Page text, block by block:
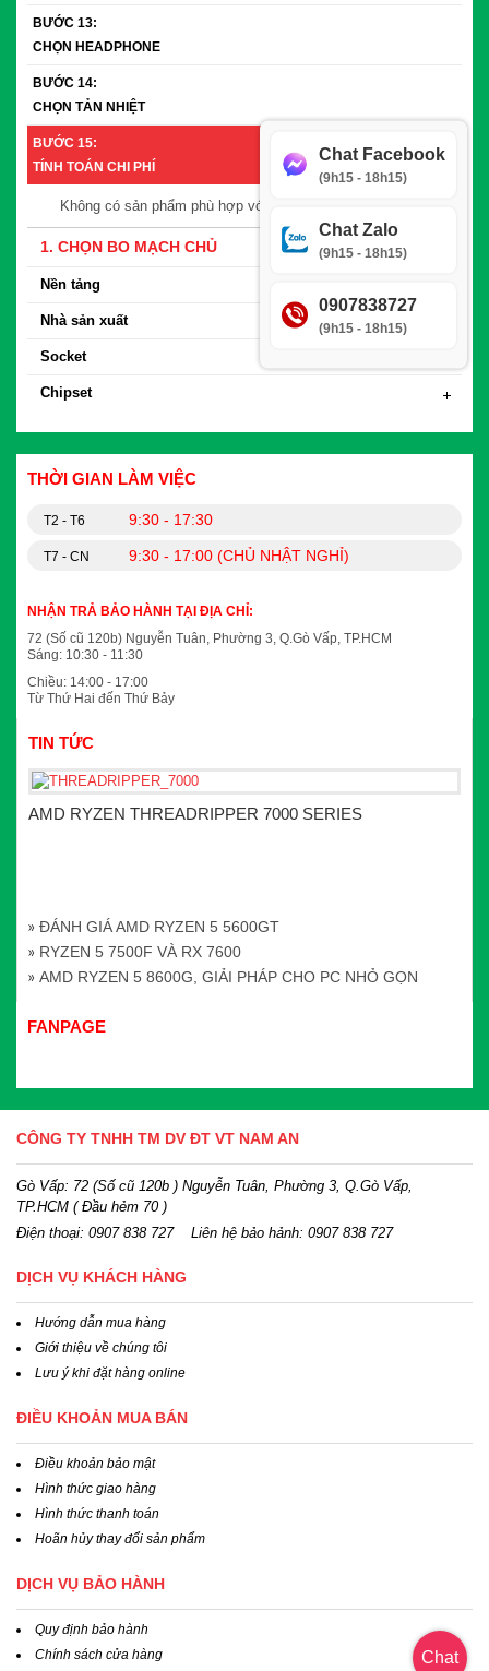
BƯỚC 13:
CHỌN HEADPHONE
BƯỚC 14:
CHỌN TẢN NHIỆT
BƯỚC 15:
TÍNH TOÁN CHI PHÍ
Không có sản phẩm phù hợp với yêu cầu tìm kiếm
1. CHỌN BO MẠCH CHỦ
Nền tảng
Nhà sản xuất
Socket
Chipset
THỜI GIAN LÀM VIỆC
T2 - T6 9:30 - 17:30
T7 - CN 9:30 - 17:00 (CHỦ NHẬT NGHỈ)
NHẬN TRẢ BẢO HÀNH TẠI ĐỊA CHỈ:
72 (Số cũ 120b) Nguyễn Tuân, Phường 3, Q.Gò Vấp, TP.HCM
Sáng: 10:30 - 11:30
Chiều: 14:00 - 17:00
Từ Thứ Hai đến Thứ Bảy
TIN TỨC
AMD RYZEN THREADRIPPER 7000 SERIES
ĐÁNH GIÁ AMD RYZEN 5 5600GT
RYZEN 5 7500F VÀ RX 7600
AMD RYZEN 5 8600G, GIẢI PHÁP CHO PC NHỎ GỌN
FANPAGE
CÔNG TY TNHH TM DV ĐT VT NAM AN
Gò Vấp: 72 (Số cũ 120b ) Nguyễn Tuân, Phường 3, Q.Gò Vấp,
TP.HCM ( Đầu hẻm 70 )
Điện thoại: 0907 838 727Liên hệ bảo hảnh: 0907 838 727
DỊCH VỤ KHÁCH HÀNG
Hướng dẫn mua hàng
Giới thiệu về chúng tôi
Lưu ý khi đặt hàng online
ĐIỀU KHOẢN MUA BÁN
Điều khoản bảo mật
Hình thức giao hàng
Hình thức thanh toán
Hoãn hủy thay đổi sản phẩm
DỊCH VỤ BẢO HÀNH
Quy định bảo hành
Chính sách cửa hàng
Chat
Chat Facebook
(9h15 - 18h15)
Chat Zalo
(9h15 - 18h15)
0907838727
(9h15 - 18h15)